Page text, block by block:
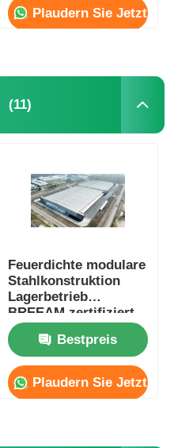
Plaudern Sie Jetzt
(11)
Feuerdichte modulare
Stahlkonstruktion
Lagerbetrieb
BREEAM zertifiziert
Bestpreis
Plaudern Sie Jetzt